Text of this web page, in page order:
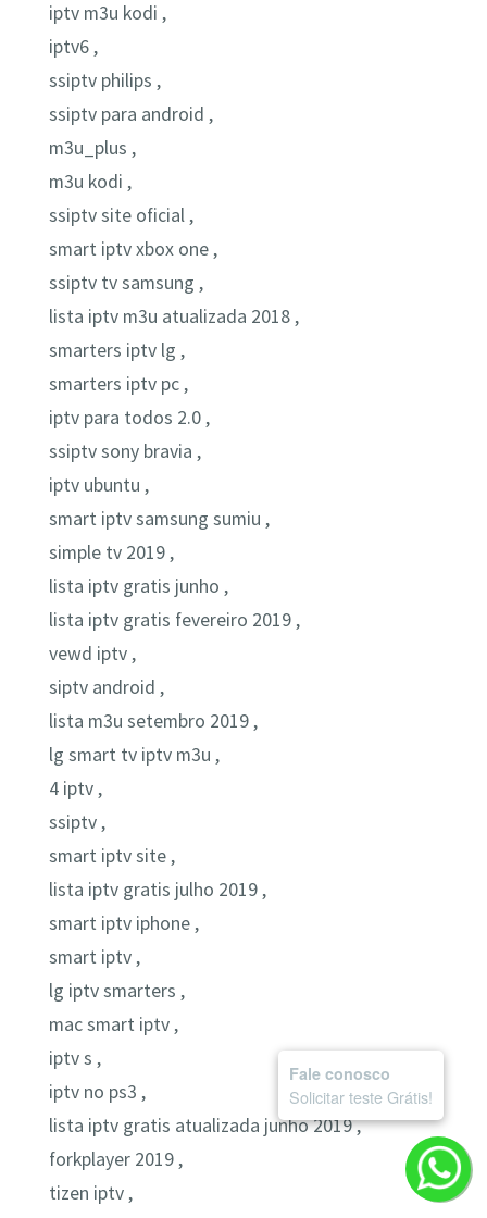
iptv m3u kodi ,
iptv6 ,
ssiptv philips ,
ssiptv para android ,
m3u_plus ,
m3u kodi ,
ssiptv site oficial ,
smart iptv xbox one ,
ssiptv tv samsung ,
lista iptv m3u atualizada 2018 ,
smarters iptv lg ,
smarters iptv pc ,
iptv para todos 2.0 ,
ssiptv sony bravia ,
iptv ubuntu ,
smart iptv samsung sumiu ,
simple tv 2019 ,
lista iptv gratis junho ,
lista iptv gratis fevereiro 2019 ,
vewd iptv ,
siptv android ,
lista m3u setembro 2019 ,
lg smart tv iptv m3u ,
4 iptv ,
ssiptv ,
smart iptv site ,
lista iptv gratis julho 2019 ,
smart iptv iphone ,
smart iptv ,
lg iptv smarters ,
mac smart iptv ,
iptv s ,
iptv no ps3 ,
lista iptv gratis atualizada junho 2019 ,
forkplayer 2019 ,
tizen iptv ,
Fale conosco
Solicitar teste Grátis!